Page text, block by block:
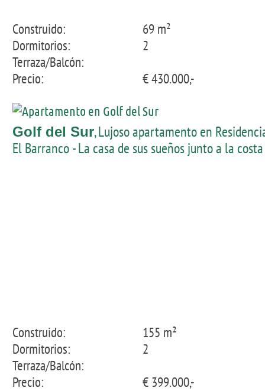
Construido:
69 m²
Dormitorios:
2
Terraza/Balcón:
Precio:
€ 430.000,-
Golf del Sur, Lujoso apartamento en
El Barranco - La casa de sus sueños junto a la costa
Construido:
155 m²
Dormitorios:
2
Terraza/Balcón:
Precio:
€ 399.000,-